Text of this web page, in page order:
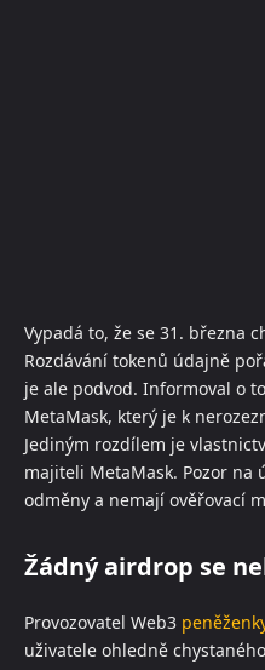
Vypadá to, že se 31. března
Rozdávání tokenů údajně
je ale podvod. Informoval o
MetaMask, který je k
Jediným rozdílem je
majiteli MetaMask. Pozor na
odměny a nemají ověřovací
Žádný airdrop se
Provozovatel Web3
uživatele ohledně